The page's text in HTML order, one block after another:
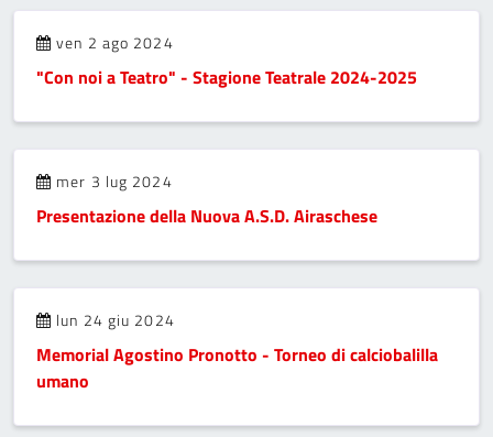
ven 2 ago 2024
"Con noi a Teatro" - Stagione Teatrale 2024-2025
mer 3 lug 2024
Presentazione della Nuova A.S.D. Airaschese
lun 24 giu 2024
Memorial Agostino Pronotto - Torneo di calciobalilla
umano